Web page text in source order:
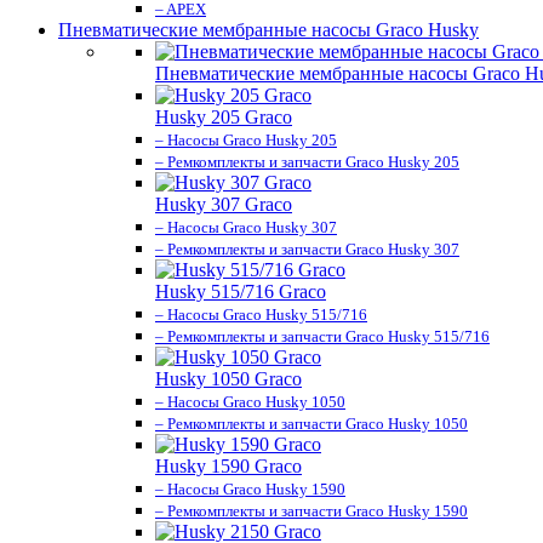
– APEX
Пневматические мембранные насосы Graco Husky
Пневматические мембранные насосы Graco
Husky 205 Graco
– Насосы Graco Husky 205
– Ремкомплекты и запчасти Graco Husky 205
Husky 307 Graco
– Насосы Graco Husky 307
– Ремкомплекты и запчасти Graco Husky 307
Husky 515/716 Graco
– Насосы Graco Husky 515/716
– Ремкомплекты и запчасти Graco Husky 515/716
Husky 1050 Graco
– Насосы Graco Husky 1050
– Ремкомплекты и запчасти Graco Husky 1050
Husky 1590 Graco
– Насосы Graco Husky 1590
– Ремкомплекты и запчасти Graco Husky 1590